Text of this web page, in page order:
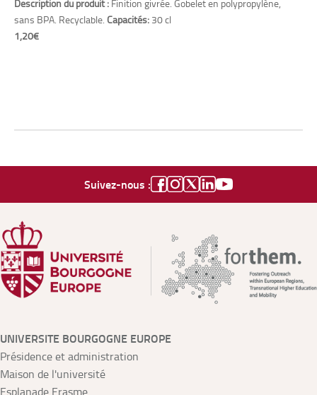
Description du produit : Finition givrée. Gobelet en polypropylène,
sans BPA. Recyclable. Capacités: 30 cl
1,20€
Suivez-nous :
UNIVERSITE BOURGOGNE EUROPE
Présidence et administration
Maison de l'université
Esplanade Erasme